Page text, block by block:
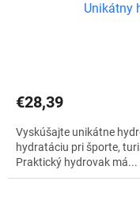
Unikátny
€28,39
Vyskúšajte unikátne
hydratáciu pri športe,
Praktický hydrovak má...